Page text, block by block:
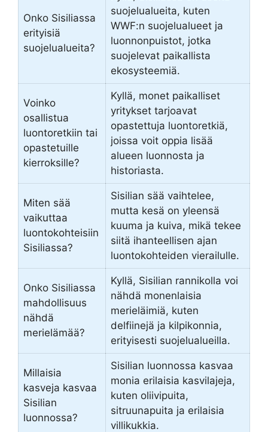
Onko Sisiliassa
erityisiä
suojelualueita?
suojelualueita, kuten
WWF:n suojelualueet ja
luonnonpuistot, jotka
suojelevat paikallista
ekosysteemiä.
Voinko
osallistua
luontoretkiin tai
opastetuille
kierroksille?
Kyllä, monet paikalliset
yritykset tarjoavat
opastettuja luontoretkiä,
joissa voit oppia lisää
alueen luonnosta ja
historiasta.
Miten sää
vaikuttaa
luontokohteisiin
Sisiliassa?
Sisilian sää vaihtelee,
mutta kesä on yleensä
kuuma ja kuiva, mikä tekee
siitä ihanteellisen ajan
luontokohteiden vierailulle.
Onko Sisiliassa
mahdollisuus
nähdä
merielämää?
Kyllä, Sisilian rannikolla voi
nähdä monenlaisia
merieläimiä, kuten
delfiinejä ja kilpikonnia,
erityisesti suojelualueilla.
Millaisia
kasveja kasvaa
Sisilian
luonnossa?
Sisilian luonnossa kasvaa
monia erilaisia kasvilajeja,
kuten oliivipuita,
sitruunapuita ja erilaisia
villikukkia.